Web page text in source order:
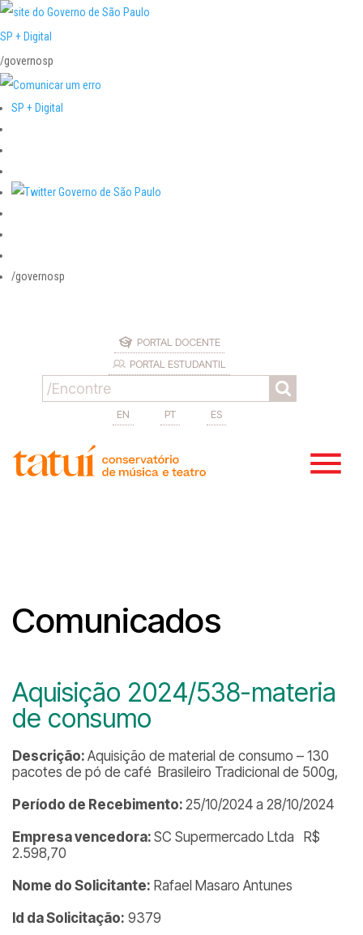
SP + Digital
/governosp
SP + Digital
/governosp
PORTAL DOCENTE
PORTAL ESTUDANTIL
EN PT ES
Comunicados
Aquisição 2024/538-materia
de consumo
Descrição: Aquisição de material de consumo – 130
pacotes de pó de café Brasileiro Tradicional de 500g,
Período de Recebimento: 25/10/2024 a 28/10/2024
Empresa vencedora: SC Supermercado Ltda R$
2.598,70
Nome do Solicitante: Rafael Masaro Antunes
Id da Solicitação: 9379